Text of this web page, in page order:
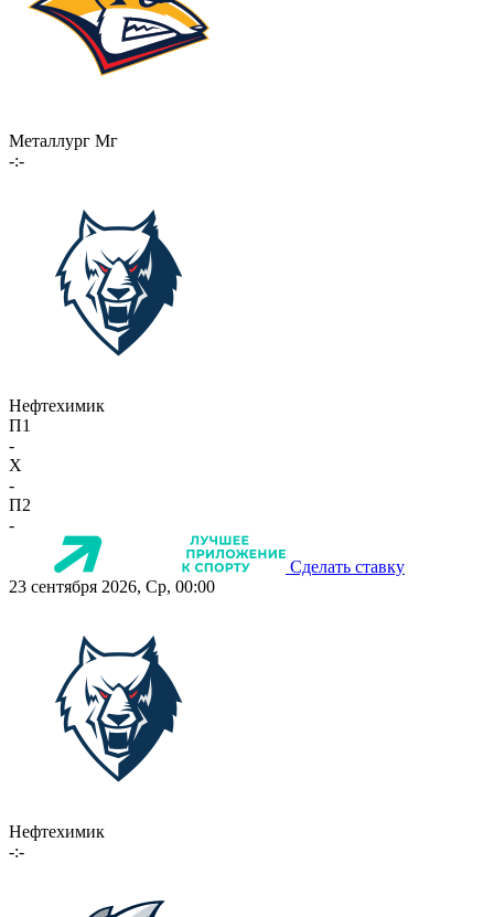
Металлург Мг
-:-
Нефтехимик
П1
-
X
-
П2
-
Сделать ставку
23 сентября 2026, Ср, 00:00
Нефтехимик
-:-